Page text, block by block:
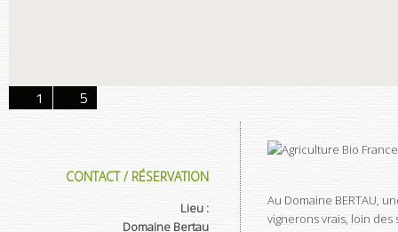
1 5
CONTACT / RÉSERVATION
Lieu :
Domaine Bertau
Au Domaine BERTAU,
vignerons vrais, loin